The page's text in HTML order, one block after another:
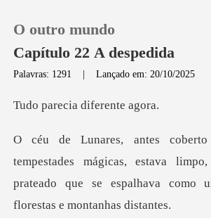
Loja
Histórico
O outro mundo
Capítulo 22 A despedida
Palavras: 1291 |Lançado em: 20/10/2025
cia difer
mágicas, estava
prateado que se espal